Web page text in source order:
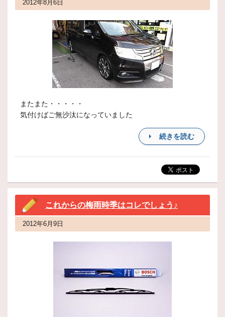
2012年8月6日
またまた・・・・・
気付けばご無沙汰になっていました
続きを読む
これからの梅雨時季はコレでしょう♪
2012年6月9日